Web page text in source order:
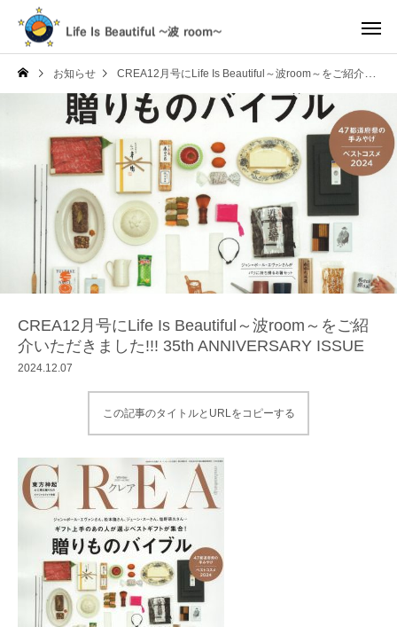
お知らせ CREA12月号にLife Is Beautiful～波room～をご紹介いただきました!!! 35th ANNIVERSARY ISSUE
CREA12月号にLife Is Beautiful～波room～をご紹
介いただきました!!! 35th ANNIVERSARY ISSUE
2024.12.07
この記事のタイトルとURLをコピーする